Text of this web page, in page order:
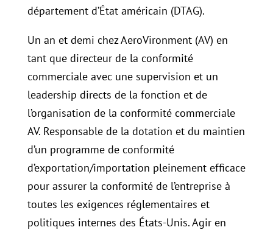
département d’État américain (DTAG).
Un an et demi chez AeroVironment (AV) en
tant que directeur de la conformité
commerciale avec une supervision et un
leadership directs de la fonction et de
l’organisation de la conformité commerciale
AV. Responsable de la dotation et du maintien
d’un programme de conformité
d’exportation/importation pleinement efficace
pour assurer la conformité de l’entreprise à
toutes les exigences réglementaires et
politiques internes des États-Unis. Agir en